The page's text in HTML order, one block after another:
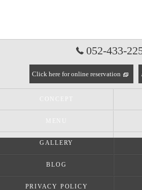
052-433-
Click here for online reservation
CONCEPT
MENU
GALLERY
BLOG
PRIVACY POLICY